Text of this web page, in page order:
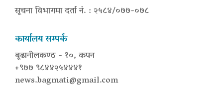
सूचना विभागमा दर्ता नं. : २५८४/०७७-०७८
कार्यालय सम्पर्क
बूढानीलकण्ठ - १०, कपन
+९७७ ९८४४२५४४४१
news.bagmati@gmail.com